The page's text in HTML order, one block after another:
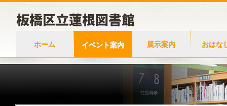
ホーム イベント案内 展示案内 おはな